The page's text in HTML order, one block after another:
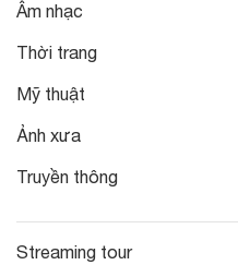
Âm nhạc
Thời trang
Mỹ thuật
Ảnh xưa
Truyền thông
Streaming tour